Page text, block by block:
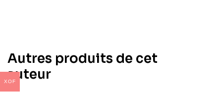
Autres produits de cet
auteur
XOF